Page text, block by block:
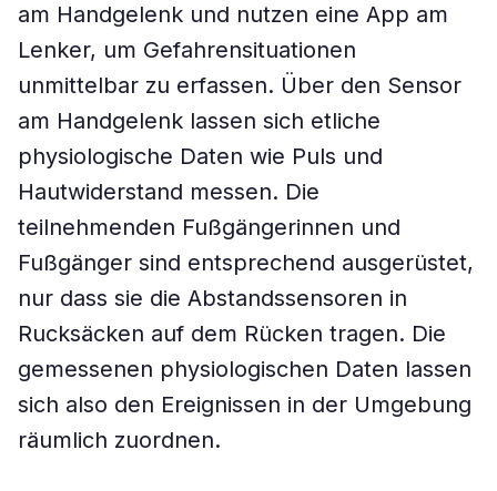
am Handgelenk und nutzen eine App am
Lenker, um Gefahrensituationen
unmittelbar zu erfassen. Über den Sensor
am Handgelenk lassen sich etliche
physiologische Daten wie Puls und
Hautwiderstand messen. Die
teilnehmenden Fußgängerinnen und
Fußgänger sind entsprechend ausgerüstet,
nur dass sie die Abstandssensoren in
Rucksäcken auf dem Rücken tragen. Die
gemessenen physiologischen Daten lassen
sich also den Ereignissen in der Umgebung
räumlich zuordnen.